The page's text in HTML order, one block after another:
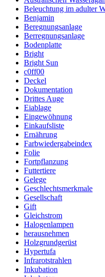
Beleuchtung im adulter
Benjamin
Beregnungsanlage
Berregnungsanlage
Bodenplatte
Bright
Bright Sun
c0ff00
Deckel
Dokumentation
Drittes Auge
Eiablage
Eingewöhnung
Einkaufsliste
Ernährung
Farbwiedergabeindex
Folie
Fortpflanzung
Futtertiere
Gelege
Geschlechtsmerkmale
Gesellschaft
Gift
Gleichstrom
Halogenlampen
herausnehmen
Holzgrundgerüst
Hypertufa
Infrarotstrahlen
Inkubation